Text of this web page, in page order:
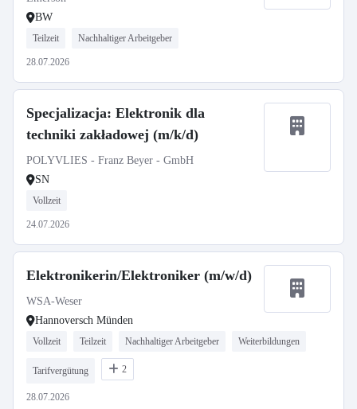
BW
Teilzeit Nachhaltiger Arbeitgeber
28.07.2026
Specjalizacja: Elektronik dla
techniki zakładowej (m/k/d)
POLYVLIES - Franz Beyer - GmbH
SN
Vollzeit
24.07.2026
Elektronikerin/Elektroniker (m/w/d)
WSA-Weser
Hannoversch Münden
Vollzeit Teilzeit Nachhaltiger Arbeitgeber Weiterbildungen
Tarifvergütung 2
28.07.2026